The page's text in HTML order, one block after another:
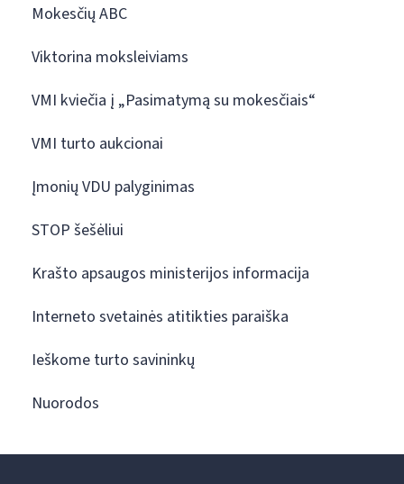
Mokesčių ABC
Viktorina moksleiviams
VMI kviečia į „Pasimatymą su mokesčiais“
VMI turto aukcionai
Įmonių VDU palyginimas
STOP šešėliui
Krašto apsaugos ministerijos informacija
Interneto svetainės atitikties paraiška
Ieškome turto savininkų
Nuorodos